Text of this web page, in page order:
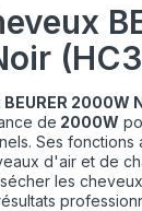
2000W
de 2000W
Ses
d'air et de
les